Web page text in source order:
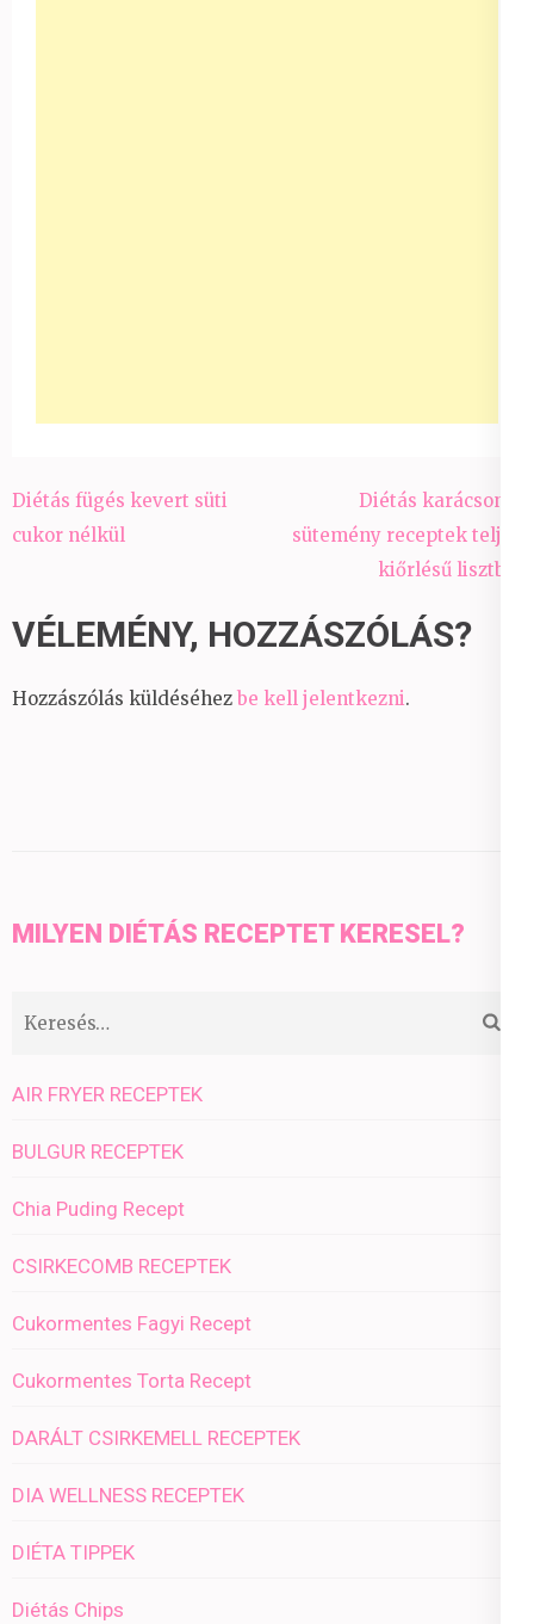
Bejegyzés
navigáció
Diétás fügés kevert süti
cukor nélkül
Diétás karácsonyi
sütemény receptek teljes
kiőrlésű lisztből
VÉLEMÉNY, HOZZÁSZÓLÁS?
Hozzászólás küldéséhez be kell jelentkezni.
MILYEN DIÉTÁS RECEPTET KERESEL?
Keresés:
AIR FRYER RECEPTEK
BULGUR RECEPTEK
Chia Puding Recept
CSIRKECOMB RECEPTEK
Cukormentes Fagyi Recept
Cukormentes Torta Recept
DARÁLT CSIRKEMELL RECEPTEK
DIA WELLNESS RECEPTEK
DIÉTA TIPPEK
Diétás Chips